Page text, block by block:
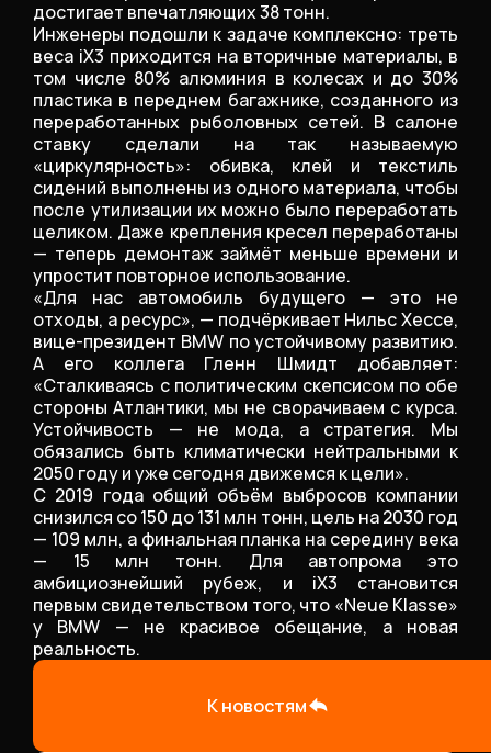
достигает впечатляющих 38 тонн.
Инженеры подошли к задаче комплексно: треть
веса iX3 приходится на вторичные материалы, в
том числе 80% алюминия в колесах и до 30%
пластика в переднем багажнике, созданного из
переработанных рыболовных сетей. В салоне
ставку сделали на так называемую
«циркулярность»: обивка, клей и текстиль
сидений выполнены из одного материала, чтобы
после утилизации их можно было переработать
целиком. Даже крепления кресел переработаны
— теперь демонтаж займёт меньше времени и
упростит повторное использование.
«Для нас автомобиль будущего — это не
отходы, а ресурс», — подчёркивает Нильс Хессе,
вице-президент BMW по устойчивому развитию.
А его коллега Гленн Шмидт добавляет:
«Сталкиваясь с политическим скепсисом по обе
стороны Атлантики, мы не сворачиваем с курса.
Устойчивость — не мода, а стратегия. Мы
обязались быть климатически нейтральными к
2050 году и уже сегодня движемся к цели».
С 2019 года общий объём выбросов компании
снизился со 150 до 131 млн тонн, цель на 2030 год
— 109 млн, а финальная планка на середину века
— 15 млн тонн. Для автопрома это
амбициознейший рубеж, и iX3 становится
первым свидетельством того, что «Neue Klasse»
у BMW — не красивое обещание, а новая
реальность.
К новостям